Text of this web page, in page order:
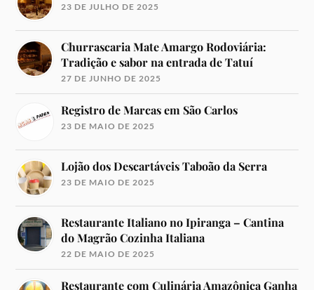
23 DE JULHO DE 2025
Churrascaria Mate Amargo Rodoviária:
Tradição e sabor na entrada de Tatuí
27 DE JUNHO DE 2025
Registro de Marcas em São Carlos
23 DE MAIO DE 2025
Lojão dos Descartáveis Taboão da Serra
23 DE MAIO DE 2025
Restaurante Italiano no Ipiranga – Cantina
do Magrão Cozinha Italiana
22 DE MAIO DE 2025
Restaurante com Culinária Amazônica Ganha